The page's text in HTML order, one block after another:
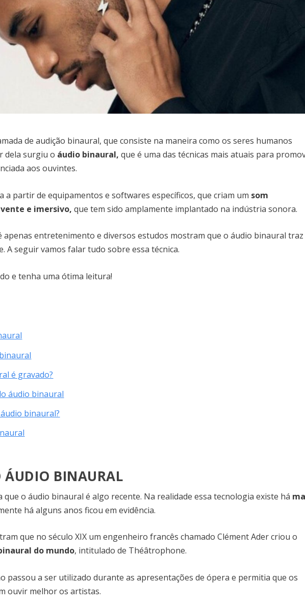
de audição binaural, que consiste na maneira como os seres humanos
dela surgiu o áudio binaural, que é uma das técnicas mais atuais para
aos ouvintes.
a partir de equipamentos e softwares específicos, que criam um som
e imersivo, que tem sido amplamente implantado na indústria sonora.
apenas entretenimento e diversos estudos mostram que o áudio binaural traz
A seguir vamos falar tudo sobre essa técnica.
e tenha uma ótima leitura!
é gravado?
áudio binaural
binaural?
ÁUDIO BINAURAL
que o áudio binaural é algo recente. Na realidade essa tecnologia existe há
há alguns anos ficou em evidência.
que no século XIX um engenheiro francês chamado Clément Ader criou o
do mundo, intitulado de Théâtrophone.
passou a ser utilizado durante as apresentações de ópera e permitia que os
ouvir melhor os artistas.